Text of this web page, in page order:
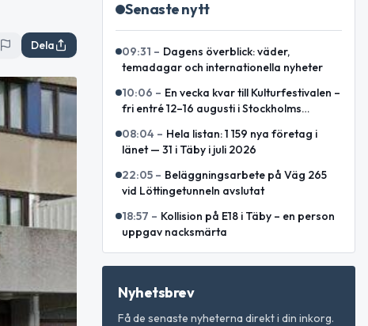
Dela
Senaste nytt
09:31 – Dagens överblick: väder,
temadagar och internationella nyheter
10:06 – En vecka kvar till Kulturfestivalen –
fri entré 12–16 augusti i Stockholms
08:04 – Hela listan: 1 159 nya företag i
länet — 31 i Täby i juli 2026
22:05 – Beläggningsarbete på Väg 265
vid Löttingetunneln avslutat
18:57 – Kollision på E18 i Täby – en person
uppgav nacksmärta
Nyhetsbrev
Få de senaste nyheterna direkt i din inkorg.